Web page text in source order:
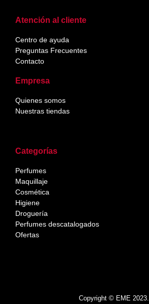
Copyright © EME 2023.
Categorías
Perfumes
Maquillaje
Cosmética
Higiene
Droguería
Perfumes descatalogados
Ofertas
Atención al cliente
Centro de ayuda
Preguntas Frecuentes
Contacto
Empresa
Quienes somos
Nuestras tiendas